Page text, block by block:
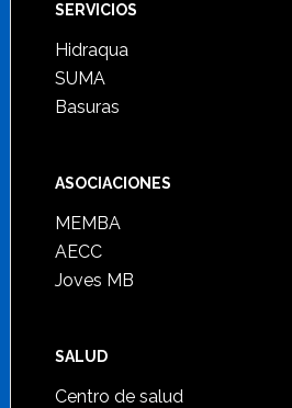
SERVICIOS
Hidraqua
SUMA
Basuras
ASOCIACIONES
MEMBA
AECC
Joves MB
SALUD
Centro de salud